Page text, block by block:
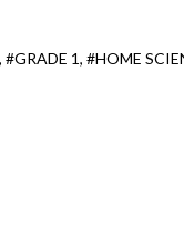
#GRADE 1 #HOME